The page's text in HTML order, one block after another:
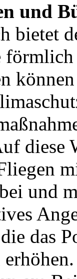
und
bietet
diese
und
das